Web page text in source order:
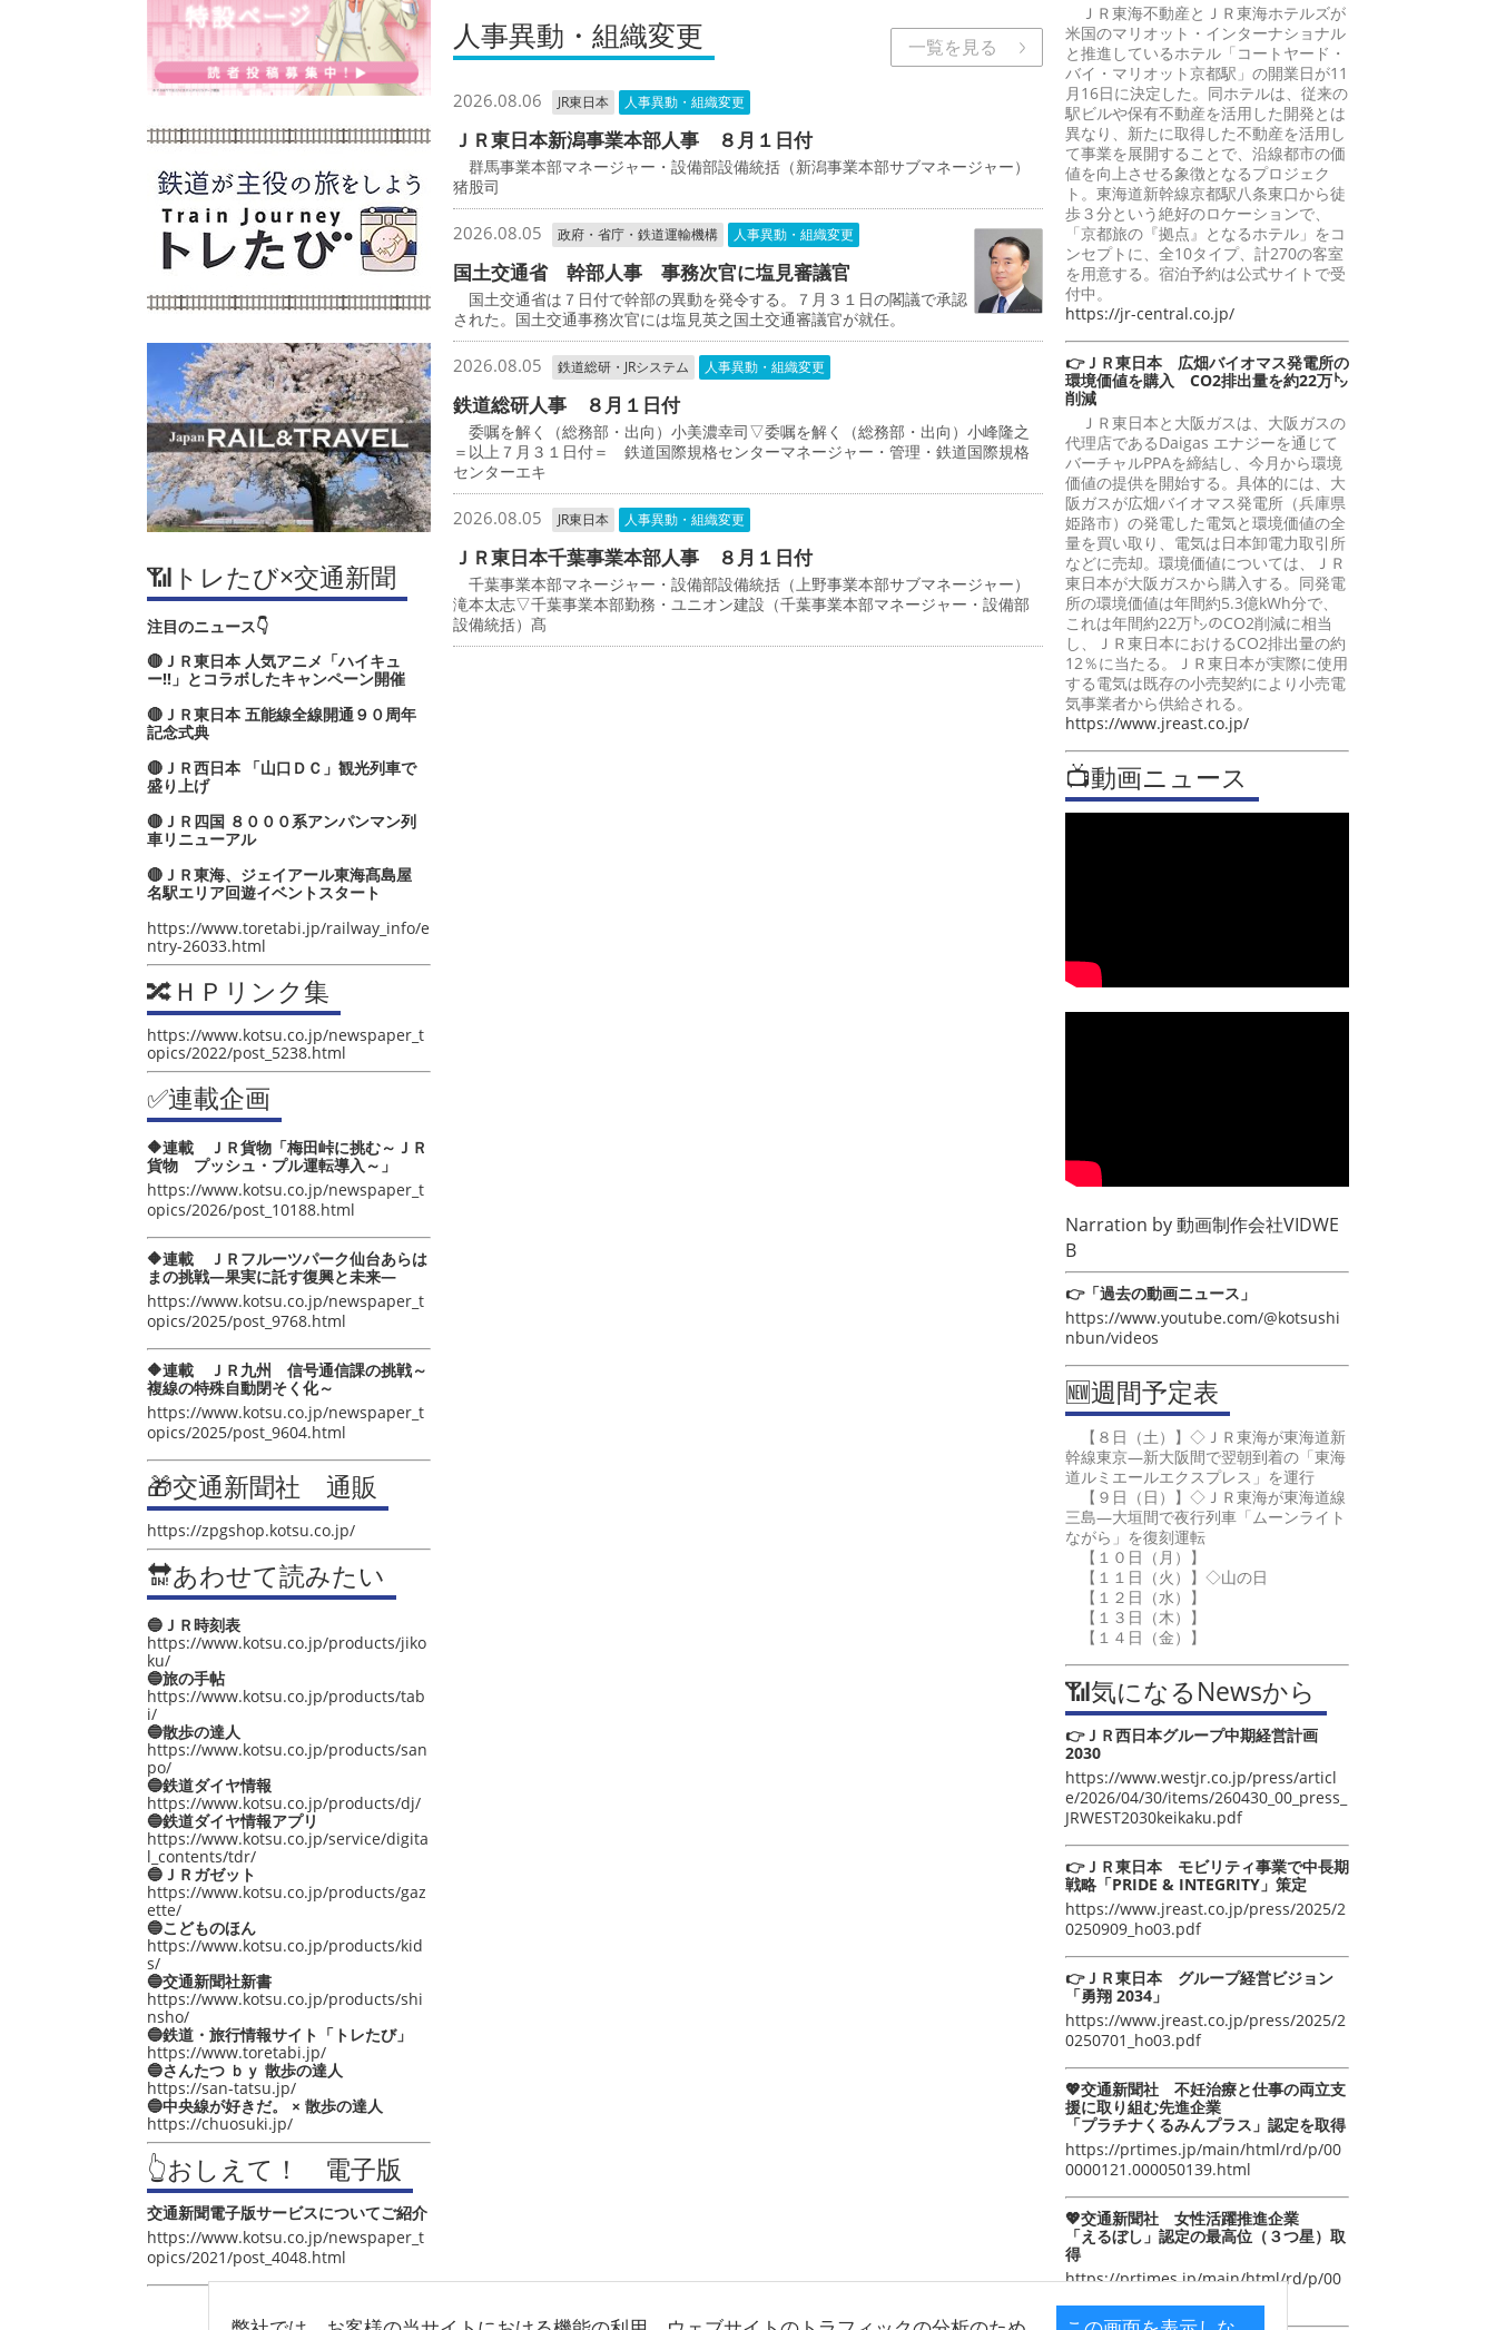
📶トレたび×交通新聞
注目のニュース👇
🔴ＪＲ東日本 人気アニメ「ハイキュ
ー‼」とコラボしたキャンペーン開催
🔴ＪＲ東日本 五能線全線開通９０周年
記念式典
🔴ＪＲ西日本 「山口ＤＣ」観光列車で
盛り上げ
🔴ＪＲ四国 ８０００系アンパンマン列
車リニューアル
🔴ＪＲ東海、ジェイアール東海髙島屋
名駅エリア回遊イベントスタート
https://www.toretabi.jp/railway_info/e
ntry-26033.html
🔀ＨＰリンク集
https://www.kotsu.co.jp/newspaper_t
opics/2022/post_5238.html
✅連載企画
🔶連載 ＪＲ貨物「梅田峠に挑む～ＪＲ
貨物 プッシュ・プル運転導入～」
https://www.kotsu.co.jp/newspaper_t
opics/2026/post_10188.html
🔶連載 ＪＲフルーツパーク仙台あらは
まの挑戦―果実に託す復興と未来―
https://www.kotsu.co.jp/newspaper_t
opics/2025/post_9768.html
🔶連載 ＪＲ九州 信号通信課の挑戦～
複線の特殊自動閉そく化～
https://www.kotsu.co.jp/newspaper_t
opics/2025/post_9604.html
🎁交通新聞社 通販
https://zpgshop.kotsu.co.jp/
🔛あわせて読みたい
🔵ＪＲ時刻表
https://www.kotsu.co.jp/products/jiko
ku/
🔵旅の手帖
https://www.kotsu.co.jp/products/tab
i/
🔵散歩の達人
https://www.kotsu.co.jp/products/san
po/
🔵鉄道ダイヤ情報
https://www.kotsu.co.jp/products/dj/
🔵鉄道ダイヤ情報アプリ
https://www.kotsu.co.jp/service/digita
l_contents/tdr/
🔵ＪＲガゼット
https://www.kotsu.co.jp/products/gaz
ette/
🔵こどものほん
https://www.kotsu.co.jp/products/kid
s/
🔵交通新聞社新書
https://www.kotsu.co.jp/products/shi
nsho/
🔵鉄道・旅行情報サイト「トレたび」
https://www.toretabi.jp/
🔵さんたつ ｂｙ 散歩の達人
https://san-tatsu.jp/
🔵中央線が好きだ。 × 散歩の達人
https://chuosuki.jp/
👆おしえて！ 電子版
交通新聞電子版サービスについてご紹介
https://www.kotsu.co.jp/newspaper_t
opics/2021/post_4048.html
人事異動・組織変更 一覧を見る
2026.08.06 JR東日本 人事異動・組織変更
ＪＲ東日本新潟事業本部人事 ８月１日付
群馬事業本部マネージャー・設備部設備統括（新潟事業本部サブマネージャー）
猪股司
2026.08.05 政府・省庁・鉄道運輸機構 人事異動・組織変更
国土交通省 幹部人事 事務次官に塩見審議官
国土交通省は７日付で幹部の異動を発令する。７月３１日の閣議で承認
された。国土交通事務次官には塩見英之国土交通審議官が就任。
2026.08.05 鉄道総研・JRシステム 人事異動・組織変更
鉄道総研人事 ８月１日付
委嘱を解く（総務部・出向）小美濃幸司▽委嘱を解く（総務部・出向）小峰隆之
＝以上７月３１日付＝ 鉄道国際規格センターマネージャー・管理・鉄道国際規格
センターエキ
2026.08.05 JR東日本 人事異動・組織変更
ＪＲ東日本千葉事業本部人事 ８月１日付
千葉事業本部マネージャー・設備部設備統括（上野事業本部サブマネージャー）
滝本太志▽千葉事業本部勤務・ユニオン建設（千葉事業本部マネージャー・設備部
設備統括）髙
ＪＲ東海不動産とＪＲ東海ホテルズが
米国のマリオット・インターナショナル
と推進しているホテル「コートヤード・
バイ・マリオット京都駅」の開業日が11
月16日に決定した。同ホテルは、従来の
駅ビルや保有不動産を活用した開発とは
異なり、新たに取得した不動産を活用し
て事業を展開することで、沿線都市の価
値を向上させる象徴となるプロジェク
ト。東海道新幹線京都駅八条東口から徒
歩３分という絶好のロケーションで、
「京都旅の『拠点』となるホテル」をコ
ンセプトに、全10タイプ、計270の客室
を用意する。宿泊予約は公式サイトで受
付中。
https://jr-central.co.jp/
👉ＪＲ東日本 広畑バイオマス発電所の
環境価値を購入 CO2排出量を約22万㌧
削減
ＪＲ東日本と大阪ガスは、大阪ガスの
代理店であるDaigas エナジーを通じて
バーチャルPPAを締結し、今月から環境
価値の提供を開始する。具体的には、大
阪ガスが広畑バイオマス発電所（兵庫県
姫路市）の発電した電気と環境価値の全
量を買い取り、電気は日本卸電力取引所
などに売却。環境価値については、ＪＲ
東日本が大阪ガスから購入する。同発電
所の環境価値は年間約5.3億kWh分で、
これは年間約22万㌧のCO2削減に相当
し、ＪＲ東日本におけるCO2排出量の約
12％に当たる。ＪＲ東日本が実際に使用
する電気は既存の小売契約により小売電
気事業者から供給される。
https://www.jreast.co.jp/
📺動画ニュース
Narration by動画制作会社VIDWE
B
👉「過去の動画ニュース」
https://www.youtube.com/@kotsushi
nbun/videos
🆕週間予定表
【８日（土）】◇ＪＲ東海が東海道新
幹線東京―新大阪間で翌朝到着の「東海
道ルミエールエクスプレス」を運行
【９日（日）】◇ＪＲ東海が東海道線
三島―大垣間で夜行列車「ムーンライト
ながら」を復刻運転
【１０日（月）】
【１１日（火）】◇山の日
【１２日（水）】
【１３日（木）】
【１４日（金）】
📶気になるNewsから
👉ＪＲ西日本グループ中期経営計画
2030
https://www.westjr.co.jp/press/articl
e/2026/04/30/items/260430_00_press_
JRWEST2030keikaku.pdf
👉ＪＲ東日本 モビリティ事業で中長期
戦略「PRIDE & INTEGRITY」策定
https://www.jreast.co.jp/press/2025/2
0250909_ho03.pdf
👉ＪＲ東日本 グループ経営ビジョン
「勇翔 2034」
https://www.jreast.co.jp/press/2025/2
0250701_ho03.pdf
💖交通新聞社 不妊治療と仕事の両立支
援に取り組む先進企業
「プラチナくるみんプラス」認定を取得
https://prtimes.jp/main/html/rd/p/00
0000121.000050139.html
💖交通新聞社 女性活躍推進企業
「えるぼし」認定の最高位（３つ星）取
得
https://prtimes.jp/main/html/rd/p/00